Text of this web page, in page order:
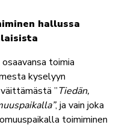
hallussa
toimia
kyselyyn
”Tiedän,
, ja vain joka
toimiminen